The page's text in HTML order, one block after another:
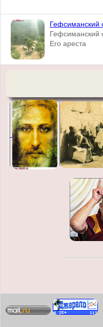
Гефсиманский
Гефсиманский
Его ареста